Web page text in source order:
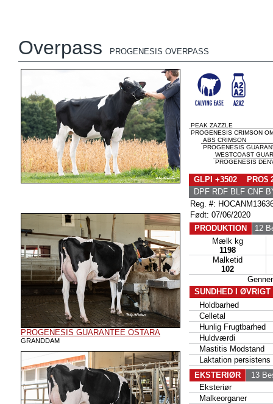
Overpass PROGENESIS OVERPASS
PROGENESIS GUARANTEE OSTARA
GRANDDAM
PEAK ZAZZLE
PROGENESIS CRIMSON
ABS CRIMSON
PROGENESIS
WESTCOAST
PROGENESIS
GLPI +3502 PRO$
DPF RDF BLF CNF
Reg. #:
Født: 07/06/2020
PRODUKTION
12
Mælk kg
1198
Malketid
102
SUNDHED I ØVRIGT
Holdbarhed
Celletal
Hunlig Frugtbarhed
Huldværdi
Mastitis Modstand
Laktation persistens
EKSTERIØR
13
Eksteriør
Malkeorganer